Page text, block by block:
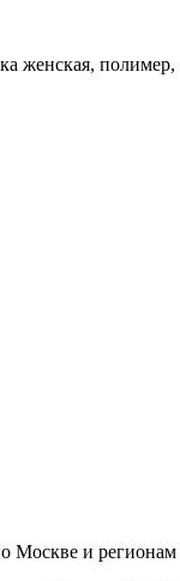
женская, полимер,
Москве и